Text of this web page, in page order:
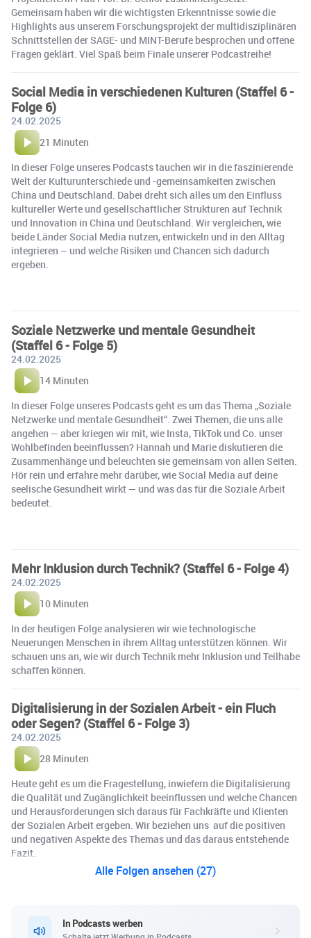
Gemeinsam haben wir die wichtigsten Erkenntnisse sowie die
Highlights aus unserem Forschungsprojekt der multidisziplinären
Schnittstellen der SAGE- und MINT-Berufe besprochen und offene
Fragen geklärt. Viel Spaß beim Finale unserer Podcastreihe!
Social Media in verschiedenen Kulturen (Staffel 6 -
Folge 6)
24.02.2025
21 Minuten
In dieser Folge unseres Podcasts tauchen wir in die faszinierende
Welt der Kulturunterschiede und -gemeinsamkeiten zwischen
China und Deutschland. Dabei dreht sich alles um den Einfluss
kultureller Werte und gesellschaftlicher Strukturen auf Technik
und Innovation in China und Deutschland. Wir vergleichen, wie
beide Länder Social Media nutzen, entwickeln und in den Alltag
integrieren – und welche Risiken und Chancen sich dadurch
ergeben.
Soziale Netzwerke und mentale Gesundheit
(Staffel 6 - Folge 5)
24.02.2025
14 Minuten
In dieser Folge unseres Podcasts geht es um das Thema „Soziale
Netzwerke und mentale Gesundheit“. Zwei Themen, die uns alle
angehen — aber kriegen wir mit, wie Insta, TikTok und Co. unser
Wohlbefinden beeinflussen? Hannah und Marie diskutieren die
Zusammenhänge und beleuchten sie gemeinsam von allen Seiten.
Hör rein und erfahre mehr darüber, wie Social Media auf deine
seelische Gesundheit wirkt — und was das für die Soziale Arbeit
bedeutet.
Mehr Inklusion durch Technik? (Staffel 6 - Folge 4)
24.02.2025
10 Minuten
In der heutigen Folge analysieren wir wie technologische
Neuerungen Menschen in ihrem Alltag unterstützen können. Wir
schauen uns an, wie wir durch Technik mehr Inklusion und Teilhabe
schaffen können.
Digitalisierung in der Sozialen Arbeit - ein Fluch
oder Segen? (Staffel 6 - Folge 3)
24.02.2025
28 Minuten
Heute geht es um die Fragestellung, inwiefern die Digitalisierung
die Qualität und Zugänglichkeit beeinflussen und welche Chancen
und Herausforderungen sich daraus für Fachkräfte und Klienten
der Sozialen Arbeit ergeben. Wir beziehen uns auf die positiven
und negativen Aspekte des Themas und das daraus entstehende
Fazit.
Alle Folgen ansehen (27)
In Podcasts werben